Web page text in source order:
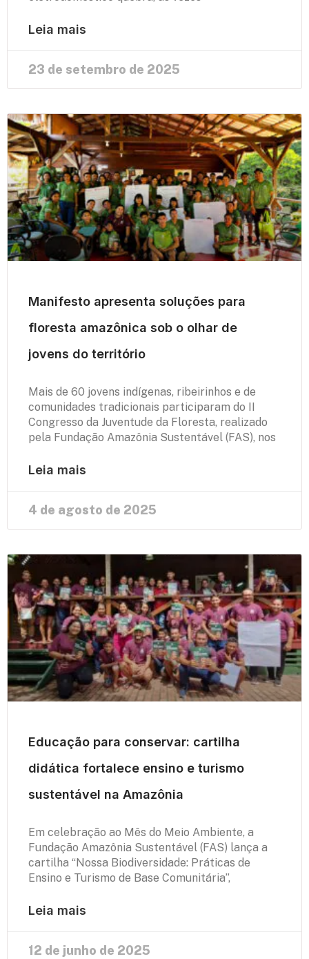
Leia mais
23 de setembro de 2025
Manifesto apresenta soluções para
floresta amazônica sob o olhar de
jovens do território
Mais de 60 jovens indígenas, ribeirinhos e de
comunidades tradicionais participaram do II
Congresso da Juventude da Floresta, realizado
pela Fundação Amazônia Sustentável (FAS), nos
Leia mais
4 de agosto de 2025
Educação para conservar: cartilha
didática fortalece ensino e turismo
sustentável na Amazônia
Em celebração ao Mês do Meio Ambiente, a
Fundação Amazônia Sustentável (FAS) lança a
cartilha “Nossa Biodiversidade: Práticas de
Ensino e Turismo de Base Comunitária”,
Leia mais
12 de junho de 2025